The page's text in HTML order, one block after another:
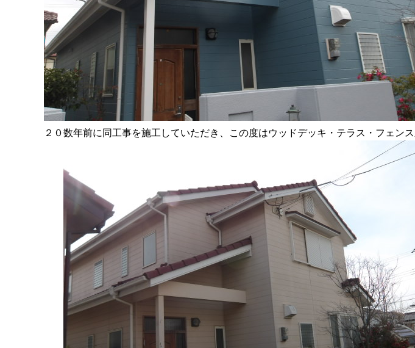
２０数年前に同工事を施工していただき、この度はウッドデッキ・テラス・フェ